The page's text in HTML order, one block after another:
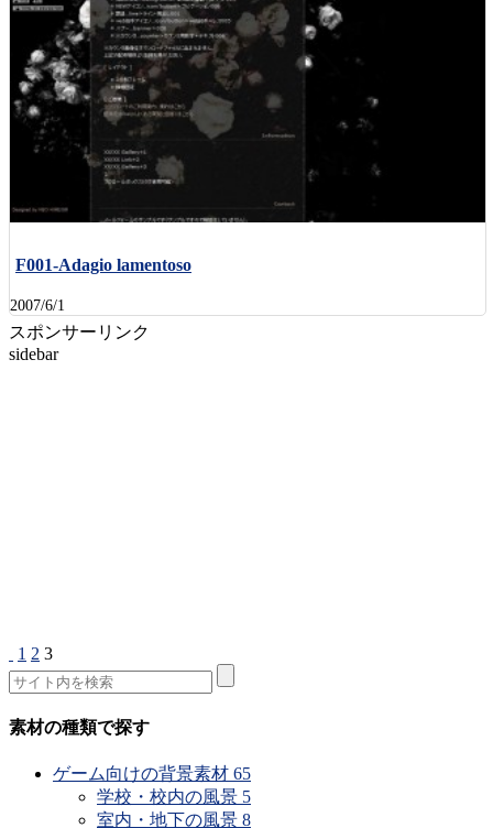
F001-Adagio lamentoso
2007/6/1
スポンサーリンク
sidebar
1 2 3
素材の種類で探す
ゲーム向けの背景素材 65
学校・校内の風景 5
室内・地下の風景 8